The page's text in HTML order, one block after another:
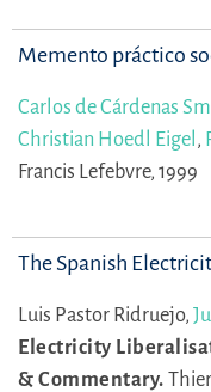
Memento práctico
Carlos de Cárdenas
Christian Hoedl Eigel ,
Francis Lefebvre, 1999
The Spanish
Luis Pastor Ridruejo,
Electricity
& Commentary.